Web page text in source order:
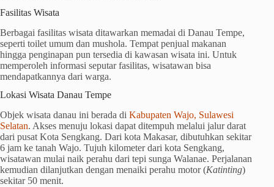
Fasilitas Wisata
Berbagai fasilitas wisata ditawarkan memadai di Danau Tempe,
seperti toilet umum dan mushola. Tempat penjual makanan
hingga penginapan pun tersedia di kawasan wisata ini. Untuk
memperoleh informasi seputar fasilitas, wisatawan bisa
mendapatkannya dari warga.
Lokasi Wisata Danau Tempe
Objek wisata danau ini berada di Kabupaten Wajo, Sulawesi
Selatan. Akses menuju lokasi dapat ditempuh melalui jalur darat
dari pusat Kota Sengkang. Dari kota Makasar, dibutuhkan sekitar
6 jam ke tanah Wajo. Tujuh kilometer dari kota Sengkang,
wisatawan mulai naik perahu dari tepi sunga Walanae. Perjalanan
kemudian dilanjutkan dengan menaiki perahu motor (Katinting)
sekitar 50 menit.